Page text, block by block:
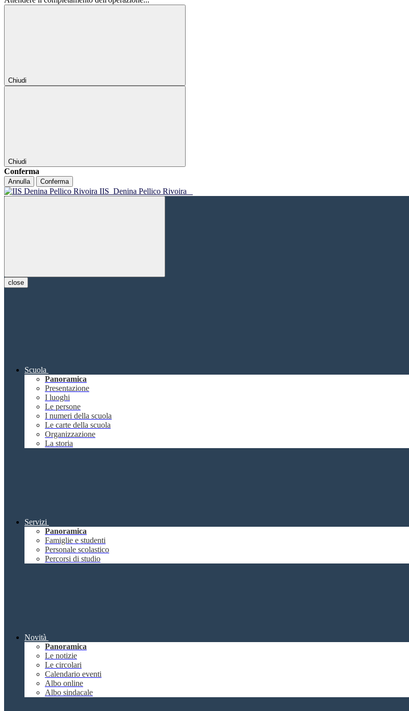
Chiudi
Chiudi
Conferma
Annulla Conferma
IIS Denina Pellico Rivoira
close
Scuola
Panoramica
Presentazione
I luoghi
Le persone
I numeri della scuola
Le carte della scuola
Organizzazione
La storia
Servizi
Panoramica
Famiglie e studenti
Personale scolastico
Percorsi di studio
Novità
Panoramica
Le notizie
Le circolari
Calendario eventi
Albo online
Albo sindacale